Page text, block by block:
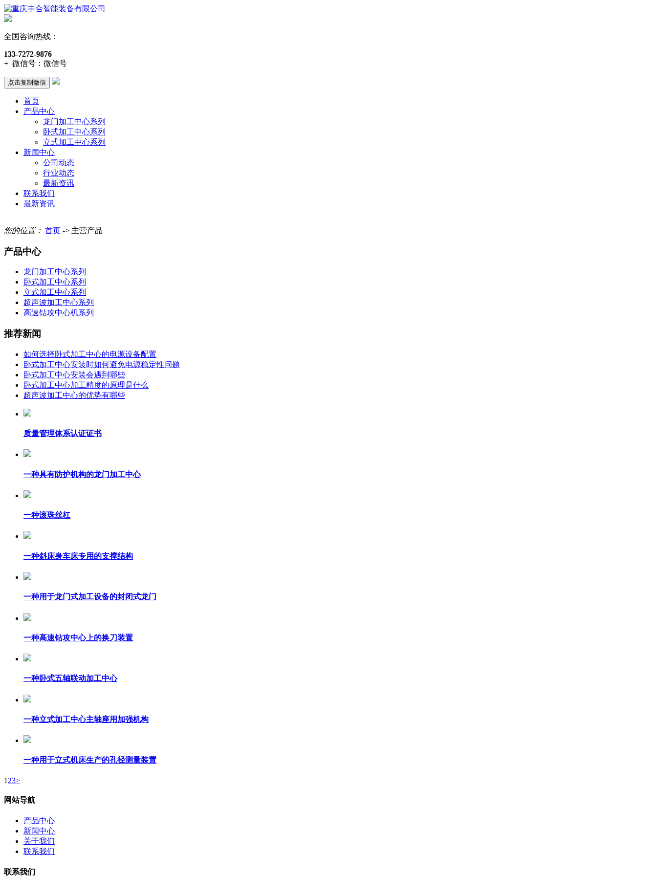
全国咨询热线：
133-7272-9876
+ 微信号： 微信号
点击复制微信
首页
产品中心
龙门加工中心系列
卧式加工中心系列
立式加工中心系列
新闻中心
公司动态
行业动态
最新资讯
联系我们
最新资讯
您的位置： 首页 -> 主营产品
产品中心
龙门加工中心系列
卧式加工中心系列
立式加工中心系列
超声波加工中心系列
高速钻攻中心机系列
推荐新闻
如何选择卧式加工中心的电源设备配置
卧式加工中心安装时如何避免电源稳定性问题
卧式加工中心安装会遇到哪些
卧式加工中心加工精度的原理是什么
超声波加工中心的优势有哪些
质量管理体系认证证书
一种具有防护机构的龙门加工中心
一种滚珠丝杠
一种斜床身车床专用的支撑结构
一种用于龙门式加工设备的封闭式龙门
一种高速钻攻中心上的换刀装置
一种卧式五轴联动加工中心
一种立式加工中心主轴座用加强机构
一种用于立式机床生产的孔径测量装置
1 23>
网站导航
产品中心
新闻中心
关于我们
联系我们
联系我们